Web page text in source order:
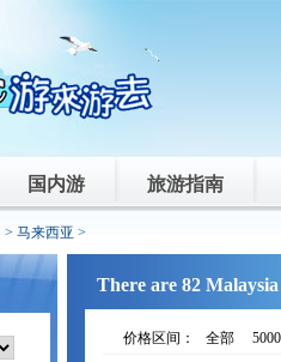
国内游 旅游指南
> 马来西亚 >
There are 82
价格区间： 全部